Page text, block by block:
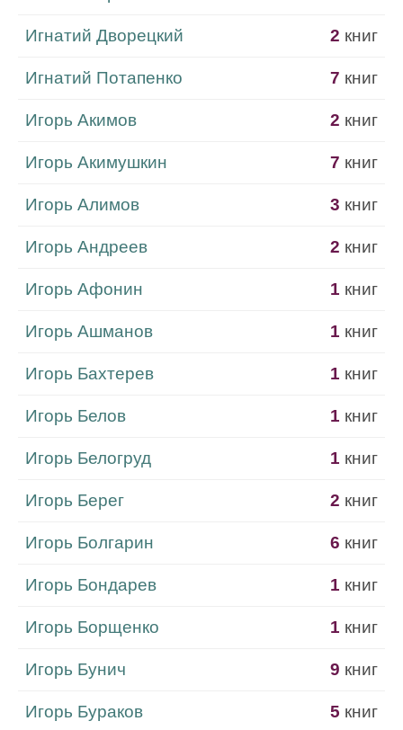
Игнатий Дворецкий 2 книг
Игнатий Потапенко 7 книг
Игорь Акимов 2 книг
Игорь Акимушкин 7 книг
Игорь Алимов 3 книг
Игорь Андреев 2 книг
Игорь Афонин 1 книг
Игорь Ашманов 1 книг
Игорь Бахтерев 1 книг
Игорь Белов 1 книг
Игорь Белогруд 1 книг
Игорь Берег 2 книг
Игорь Болгарин 6 книг
Игорь Бондарев 1 книг
Игорь Борщенко 1 книг
Игорь Бунич 9 книг
Игорь Бураков 5 книг